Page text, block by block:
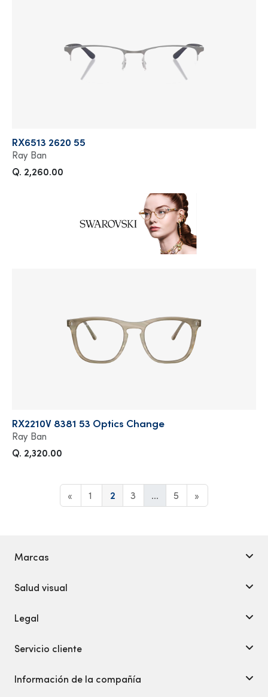
RX6513 2620 55
Ray Ban
Q. 2,260.00
RX2210V 8381 53 Optics Change
Ray Ban
Q. 2,320.00
« 1 2 3 ... 5 »
Marcas
Salud visual
Legal
Servicio cliente
Información de la compañía